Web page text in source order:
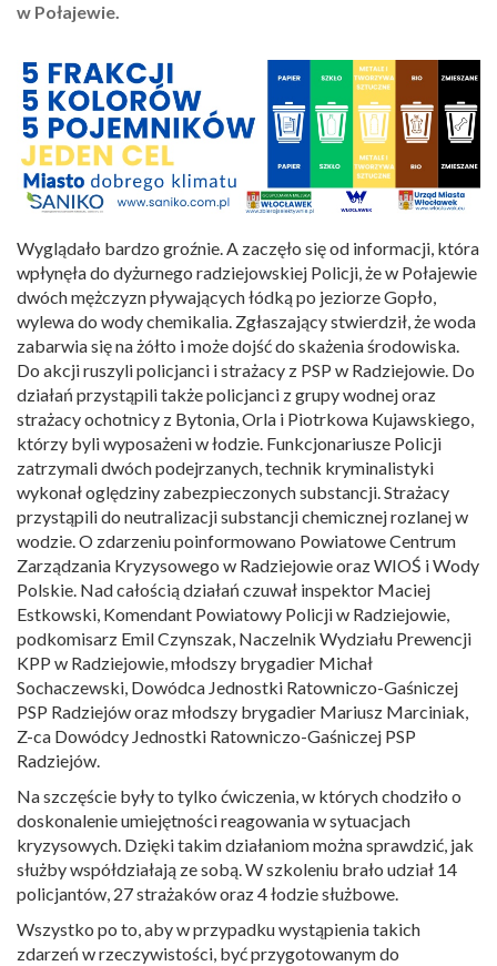
w Połajewie.
Wyglądało bardzo groźnie. A zaczęło się od informacji, która
wpłynęła do dyżurnego radziejowskiej Policji, że w Połajewie
dwóch mężczyzn pływających łódką po jeziorze Gopło,
wylewa do wody chemikalia. Zgłaszający stwierdził, że woda
zabarwia się na żółto i może dojść do skażenia środowiska.
Do akcji ruszyli policjanci i strażacy z PSP w Radziejowie. Do
działań przystąpili także policjanci z grupy wodnej oraz
strażacy ochotnicy z Bytonia, Orla i Piotrkowa Kujawskiego,
którzy byli wyposażeni w łodzie. Funkcjonariusze Policji
zatrzymali dwóch podejrzanych, technik kryminalistyki
wykonał oględziny zabezpieczonych substancji. Strażacy
przystąpili do neutralizacji substancji chemicznej rozlanej w
wodzie. O zdarzeniu poinformowano Powiatowe Centrum
Zarządzania Kryzysowego w Radziejowie oraz WIOŚ i Wody
Polskie. Nad całością działań czuwał inspektor Maciej
Estkowski, Komendant Powiatowy Policji w Radziejowie,
podkomisarz Emil Czynszak, Naczelnik Wydziału Prewencji
KPP w Radziejowie, młodszy brygadier Michał
Sochaczewski, Dowódca Jednostki Ratowniczo-Gaśniczej
PSP Radziejów oraz młodszy brygadier Mariusz Marciniak,
Z-ca Dowódcy Jednostki Ratowniczo-Gaśniczej PSP
Radziejów.
Na szczęście były to tylko ćwiczenia, w których chodziło o
doskonalenie umiejętności reagowania w sytuacjach
kryzysowych. Dzięki takim działaniom można sprawdzić, jak
służby współdziałają ze sobą. W szkoleniu brało udział 14
policjantów, 27 strażaków oraz 4 łodzie służbowe.
Wszystko po to, aby w przypadku wystąpienia takich
zdarzeń w rzeczywistości, być przygotowanym do